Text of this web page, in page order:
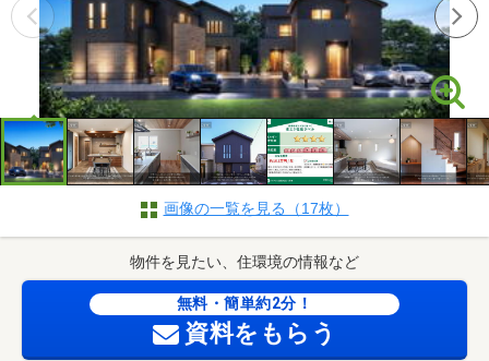
画像の一覧を見る（17枚）
物件を見たい、住環境の情報など
無料・簡単約2分！
資料をもらう